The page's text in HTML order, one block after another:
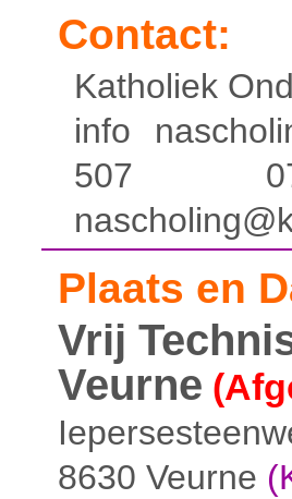
Contact:
Katholiek
info
507
Plaats en
Vrij
Veurne
8630 Veurne